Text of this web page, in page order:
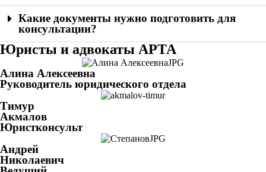
Какие документы нужно подготовить для
консультации?
Юристы и адвокаты АРТА
Алина Алексеевна
Руководитель юридического отдела
Тимур
Акмалов
Юристконсульт
Андрей
Николаевич